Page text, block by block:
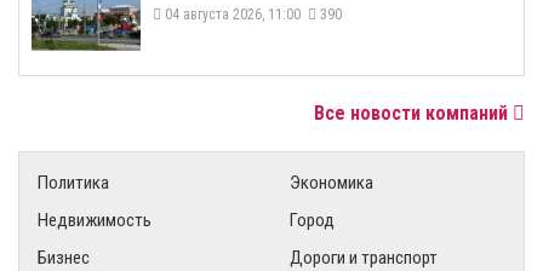
04 августа 2026, 11:00 390
Все новости компаний
Политика
Экономика
Недвижимость
Город
Бизнес
Дороги и транспорт